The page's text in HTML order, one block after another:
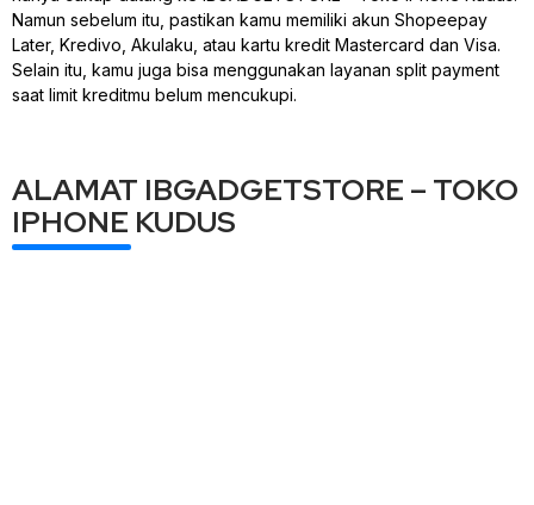
Namun sebelum itu, pastikan kamu memiliki akun Shopeepay
Later, Kredivo, Akulaku, atau kartu kredit Mastercard dan Visa.
Selain itu, kamu juga bisa menggunakan layanan split payment
saat limit kreditmu belum mencukupi.
ALAMAT IBGADGETSTORE – TOKO
IPHONE KUDUS